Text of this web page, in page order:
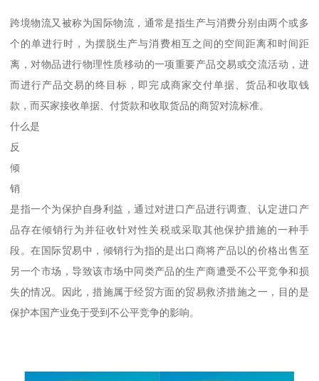
跨境物流又被称为国际物流，通常是指生产与消费分别由两个或多
个的单进行时，为摆脱生产与消费相互之间的空间距离和时间距
离，对物品进行物理性质移动的一项重要产品交易或交流活动，进
而进行产品交易的终目标，即完成商家交付单据、货品和收取钱
款，而买家接收单据、付货款和收取货品的商贸对流标准。
什么是
反
倾
销
是指一个为保护自身利益，通过对进口产品进行调查、认定进口产
品存在倾销行为并征收针对性关税或采取其他保护措施的一种手
段。在国际贸易中，倾销行为指的是出口商将产品以的价格出售至
另一个市场，导致该市场中同类产品的生产商遭受不公平竞争和损
失的情况。因此，措施属于经贸方面的贸易救济措施之一，目的是
保护本国产业免于受到不公平竞争的影响。